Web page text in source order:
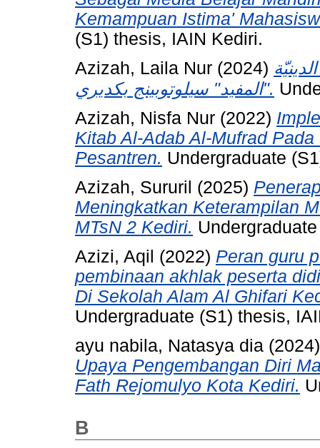
Kemampuan Istima'
(S1) thesis, IAIN Kediri.
Azizah, Laila Nur (2024)
"المفيد" سيلوتوبينج بكديري.
Azizah, Nisfa Nur (2022)
Kitab Al-Adab Al-Mufrad
Pesantren. Undergraduate
Azizah, Sururil (2025)
Meningkatkan Keterampilan
MTsN 2 Kediri.
Azizi, Aqil (2022) Peran guru
pembinaan akhlak peserta
Di Sekolah Alam Al Ghifari
Undergraduate (S1) thesis,
ayu nabila, Natasya dia
Upaya Pengembangan Diri
Fath Rejomulyo Kota Kediri.
B